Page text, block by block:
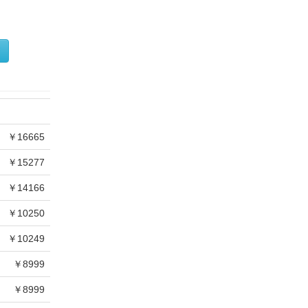
￥16665
￥15277
￥14166
￥10250
￥10249
￥8999
￥8999